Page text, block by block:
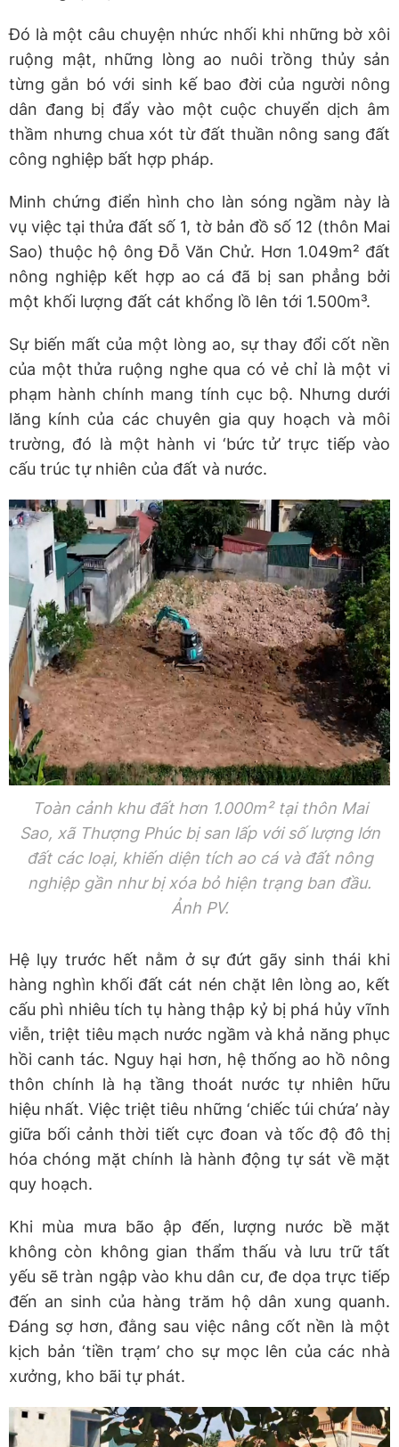
Đó là một câu chuyện nhức nhối khi những bờ xôi
ruộng mật, những lòng ao nuôi trồng thủy sản
từng gắn bó với sinh kế bao đời của người nông
dân đang bị đẩy vào một cuộc chuyển dịch âm
thầm nhưng chua xót từ đất thuần nông sang đất
công nghiệp bất hợp pháp.
Minh chứng điển hình cho làn sóng ngầm này là
vụ việc tại thửa đất số 1, tờ bản đồ số 12 (thôn Mai
Sao) thuộc hộ ông Đỗ Văn Chử. Hơn 1.049m² đất
nông nghiệp kết hợp ao cá đã bị san phẳng bởi
một khối lượng đất cát khổng lồ lên tới 1.500m³.
Sự biến mất của một lòng ao, sự thay đổi cốt nền
của một thửa ruộng nghe qua có vẻ chỉ là một vi
phạm hành chính mang tính cục bộ. Nhưng dưới
lăng kính của các chuyên gia quy hoạch và môi
trường, đó là một hành vi ‘bức tử’ trực tiếp vào
cấu trúc tự nhiên của đất và nước.
Toàn cảnh khu đất hơn 1.000m² tại thôn Mai
Sao, xã Thượng Phúc bị san lấp với số lượng lớn
đất các loại, khiến diện tích ao cá và đất nông
nghiệp gần như bị xóa bỏ hiện trạng ban đầu.
Ảnh PV.
Hệ lụy trước hết nằm ở sự đứt gãy sinh thái khi
hàng nghìn khối đất cát nén chặt lên lòng ao, kết
cấu phì nhiêu tích tụ hàng thập kỷ bị phá hủy vĩnh
viễn, triệt tiêu mạch nước ngầm và khả năng phục
hồi canh tác. Nguy hại hơn, hệ thống ao hồ nông
thôn chính là hạ tầng thoát nước tự nhiên hữu
hiệu nhất. Việc triệt tiêu những ‘chiếc túi chứa’ này
giữa bối cảnh thời tiết cực đoan và tốc độ đô thị
hóa chóng mặt chính là hành động tự sát về mặt
quy hoạch.
Khi mùa mưa bão ập đến, lượng nước bề mặt
không còn không gian thẩm thấu và lưu trữ tất
yếu sẽ tràn ngập vào khu dân cư, đe dọa trực tiếp
đến an sinh của hàng trăm hộ dân xung quanh.
Đáng sợ hơn, đằng sau việc nâng cốt nền là một
kịch bản ‘tiền trạm’ cho sự mọc lên của các nhà
xưởng, kho bãi tự phát.